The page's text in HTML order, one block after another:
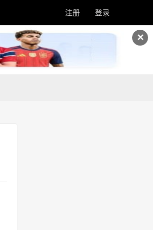
✕
注册 登录